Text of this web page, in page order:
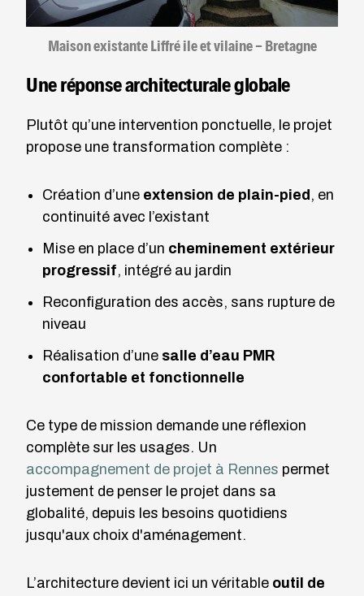
Maison existante Liffré ile et vilaine - Bretagne
Une réponse architecturale globale
Plutôt qu’une intervention ponctuelle, le projet
propose une transformation complète :
Création d’une extension de plain-pied , en
continuité avec l’existant
Mise en place d’un cheminement extérieur
progressif, intégré au jardin
Reconfiguration des accès, sans rupture de
niveau
Réalisation d’une salle d’eau PMR
confortable et fonctionnelle
Ce type de mission demande une réflexion
complète sur les usages. Un
accompagnement de projet à Rennes permet
justement de penser le projet dans sa
globalité, depuis les besoins quotidiens
jusqu'aux choix d'aménagement.
L’architecture devient ici un véritable outil de